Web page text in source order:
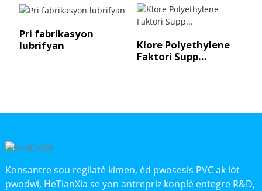
Pri fabrikasyon
lubrifyan
Klore Polyethylene
Faktori Supp...
Konsantre sou regilatè kimen, èd pwosesis PVC ak lòt
pwodwi, HeTianXia se yon antrepriz konplè entegre R&D,